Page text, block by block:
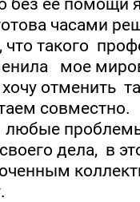
без ее
часами
такого
мое
отменить
совместно.
дела, в